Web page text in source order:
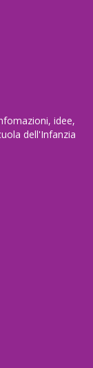
idee,
dell'Infanzia